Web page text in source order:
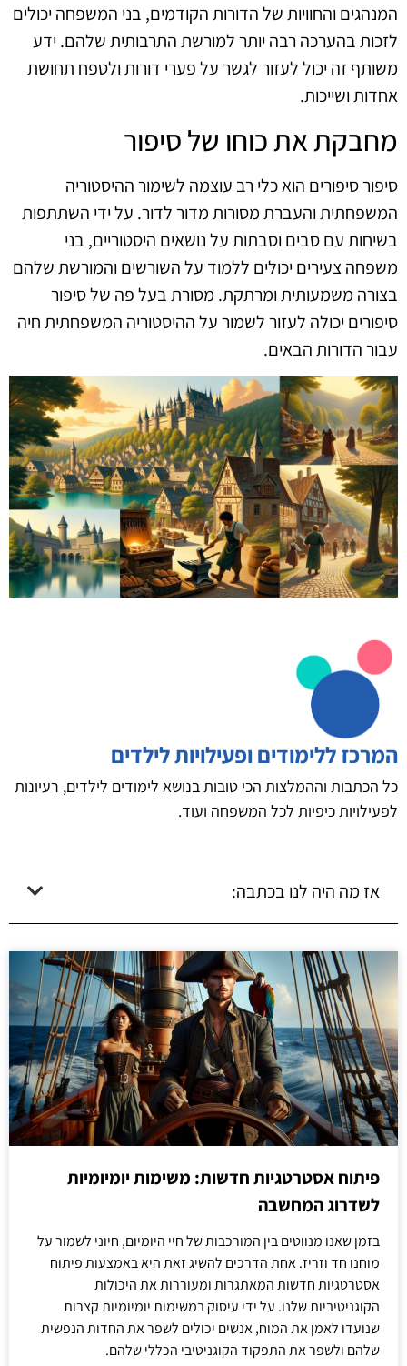
המנהגים והחוויות של הדורות הקודמים, בני המשפחה יכולים
לזכות בהערכה רבה יותר למורשת התרבותית שלהם. ידע
משותף זה יכול לעזור לגשר על פערי דורות ולטפח תחושת
אחדות ושייכות.
מחבקת את כוחו של סיפור
סיפור סיפורים הוא כלי רב עוצמה לשימור ההיסטוריה
המשפחתית והעברת מסורות מדור לדור. על ידי השתתפות
בשיחות עם סבים וסבתות על נושאים היסטוריים, בני
משפחה צעירים יכולים ללמוד על השורשים והמורשת שלהם
בצורה משמעותית ומרתקת. מסורת בעל פה של סיפור
סיפורים יכולה לעזור לשמור על ההיסטוריה המשפחתית חיה
עבור הדורות הבאים.
המרכז ללימודים ופעילויות לילדים
כל הכתבות וההמלצות הכי טובות בנושא לימודים לילדים, רעיונות
לפעילויות כיפיות לכל המשפחה ועוד.
אז מה היה לנו בכתבה:
פיתוח אסטרטגיות חדשות: משימות יומיומיות
לשדרוג המחשבה
בזמן שאנו מנווטים בין המורכבות של חיי היומיום, חיוני לשמור על
מוחנו חד וזריז. אחת הדרכים להשיג זאת היא באמצעות פיתוח
אסטרטגיות חדשות המאתגרות ומעוררות את היכולות
הקוגניטיביות שלנו. על ידי עיסוק במשימות יומיומיות קצרות
שנועדו לאמן את המוח, אנשים יכולים לשפר את החדות הנפשית
שלהם ולשפר את התפקוד הקוגניטיבי הכללי שלהם.